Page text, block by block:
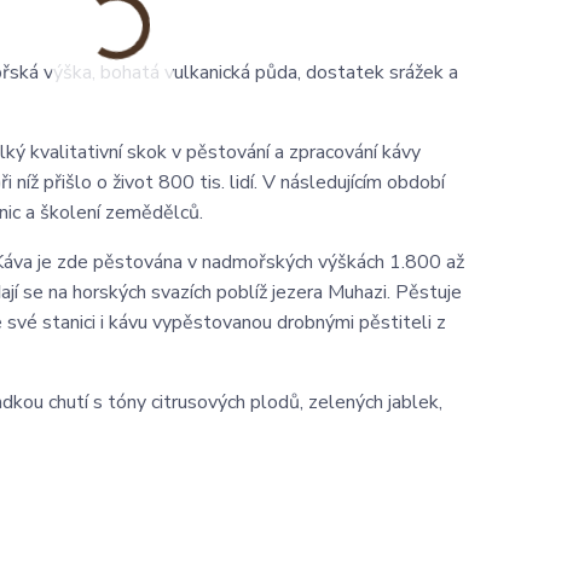
výška, bohatá vulkanická půda, dostatek srážek a
kvalitativní skok v pěstování a zpracování kávy
níž přišlo o život 800 tis. lidí. V následujícím období
a školení zemědělců.
je zde pěstována v nadmořských výškách 1.800 až
se na horských svazích poblíž jezera Muhazi. Pěstuje
své stanici i kávu vypěstovanou drobnými pěstiteli z
chutí s tóny citrusových plodů, zelených jablek,